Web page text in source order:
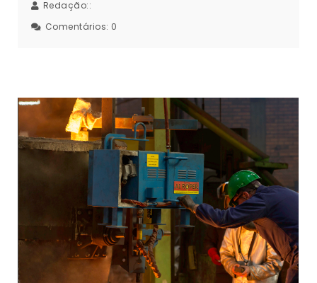
Redação::
Comentários: 0